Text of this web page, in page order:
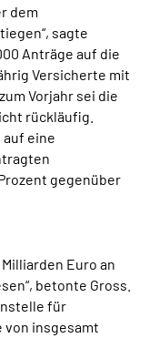
dem
sagte
Anträge auf die
Versicherte mit
Vorjahr sei die
rückläufig.
auf eine
gegenüber
Euro an
betonte Gross.
für
von insgesamt